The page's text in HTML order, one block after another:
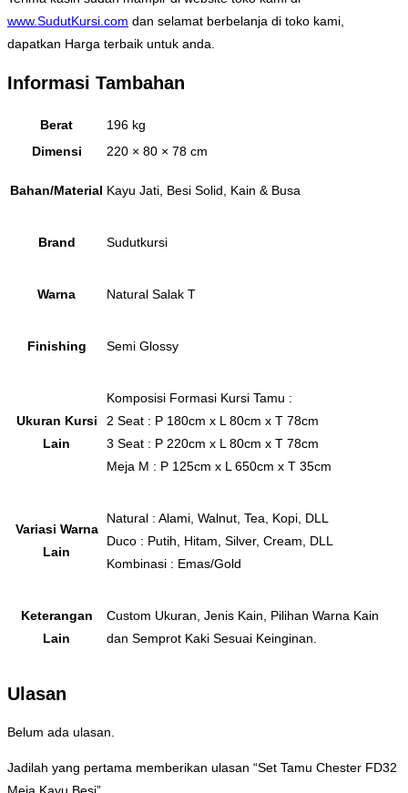
www.SudutKursi.com dan selamat berbelanja di toko kami,
dapatkan Harga terbaik untuk anda.
Informasi Tambahan
Berat
196 kg
Dimensi
220 × 80 × 78 cm
Bahan/Material Kayu Jati, Besi Solid, Kain & Busa
Brand Sudutkursi
Warna Natural Salak T
Finishing Semi Glossy
Ukuran Kursi
Lain
Komposisi Formasi Kursi Tamu :
2 Seat : P 180cm x L 80cm x T 78cm
3 Seat : P 220cm x L 80cm x T 78cm
Meja M : P 125cm x L 650cm x T 35cm
Variasi Warna
Lain
Natural : Alami, Walnut, Tea, Kopi, DLL
Duco : Putih, Hitam, Silver, Cream, DLL
Kombinasi : Emas/Gold
Keterangan
Lain
Custom Ukuran, Jenis Kain, Pilihan Warna Kain
dan Semprot Kaki Sesuai Keinginan.
Ulasan
Belum ada ulasan.
Jadilah yang pertama memberikan ulasan “Set Tamu Chester FD32